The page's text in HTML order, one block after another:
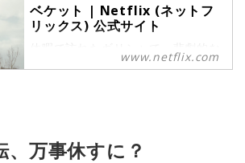
ベケット | Netflix (ネットフ
リックス) 公式サイト
事故に遭ったアメリカ人旅行者。危
www.netflix.com
、万事休すに？